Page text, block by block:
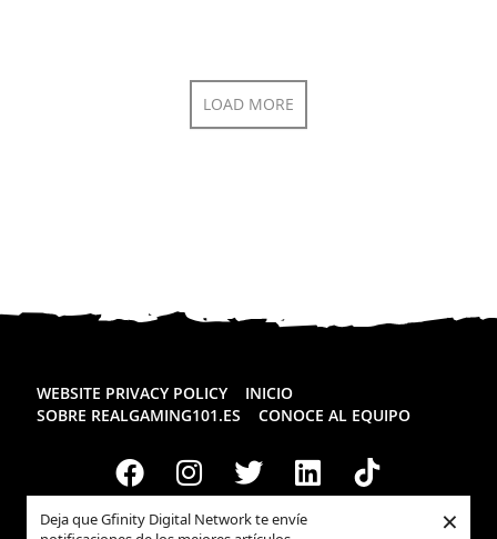
Deja que Gfinity Digital Network te envíe
×
LOAD MORE
WEBSITE PRIVACY POLICY
INICIO
SOBRE REALGAMING101.ES
CONOCE AL EQUIPO